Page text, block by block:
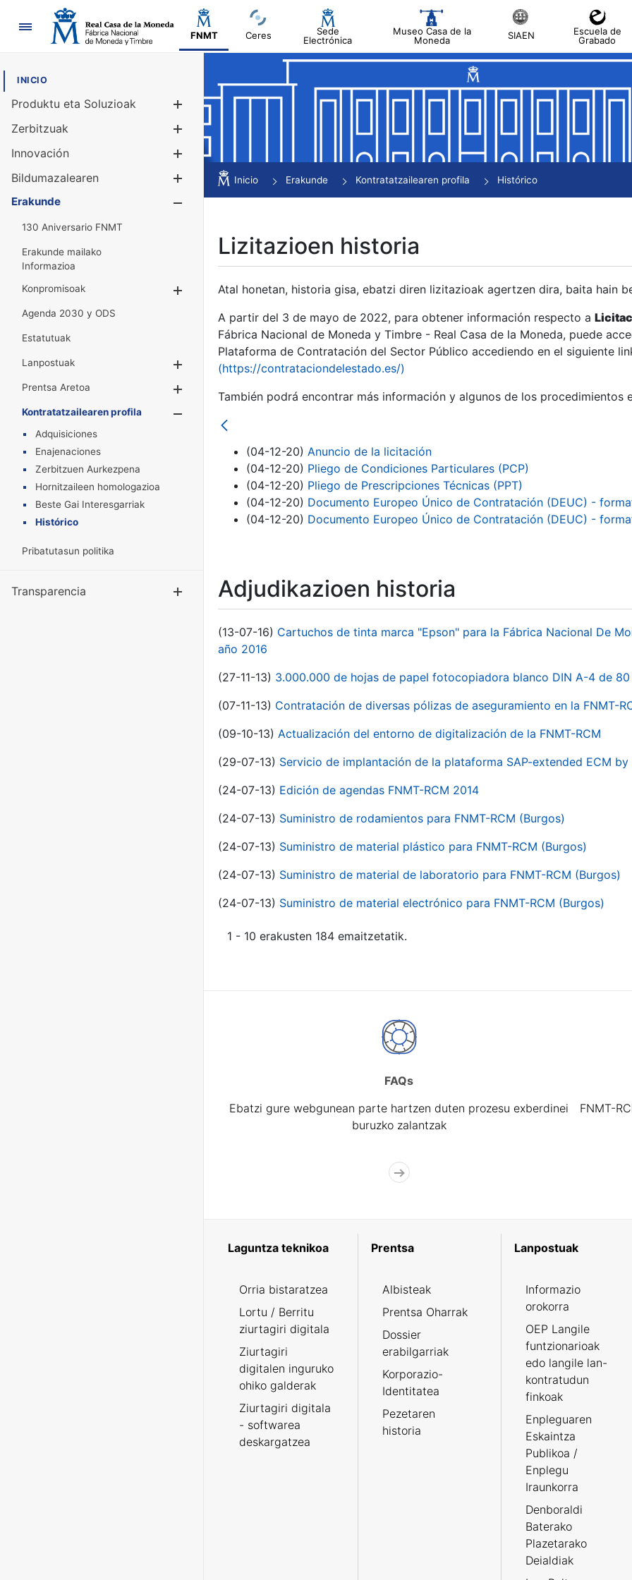
Nabigazioa
FNMT Ceres
Sede
Electrónica
Museo Casa de la
Moneda
SIAEN
Escuela de
Grabado
INICIO
Produktu eta Soluzioak
Erakutsi/Ezkutatu
Zerbitzuak
Innovación
Bildumazalearen
Erakutsi/Ezkutatu
Erakunde
130 Aniversario FNMT
Erakunde mailako
Informazioa
Konpromisoak
Erakutsi/Ezkutatu
Agenda 2030 y ODS
Estatutuak
Lanpostuak
Erakutsi/Ezkutatu
Prentsa Aretoa
Erakutsi/Ezkutatu
Kontratatzailearen profila
Adquisiciones
Enajenaciones
Zerbitzuen Aurkezpena
Hornitzaileen homologazioa
Beste Gai Interesgarriak
Histórico
Pribatutasun politika
Transparencia Erakutsi/Ezkutatu
Inicio Erakunde Kontratatzailearen profila Histórico
Lizitazioen historia
Atal honetan, historia gisa, ebatzi diren lizitazioak agertzen dira, baita hain
A partir del 3 de mayo de 2022, para obtener información respecto a
Fábrica Nacional de Moneda y Timbre - Real Casa de la Moneda, puede
Plataforma de Contratación del Sector Público accediendo en el siguiente
(https://contrataciondelestado.es/)
También podrá encontrar más información y algunos de los procedimientos
(04-12-20) Anuncio de la licitación
(04-12-20) Pliego de Condiciones Particulares (PCP)
(04-12-20) Pliego de Prescripciones Técnicas (PPT)
(04-12-20) Documento Europeo Único de Contratación (DEUC) -
(04-12-20) Documento Europeo Único de Contratación (DEUC) -
Adjudikazioen historia
(13-07-16) Cartuchos de tinta marca "Epson" para la Fábrica Nacional De
año 2016
(27-11-13) 3.000.000 de hojas de papel fotocopiadora blanco DIN A-4 de 80
(07-11-13) Contratación de diversas pólizas de aseguramiento en la FNMT-
(09-10-13) Actualización del entorno de digitalización de la FNMT-RCM
(29-07-13) Servicio de implantación de la plataforma SAP-extended ECM by
(24-07-13) Edición de agendas FNMT-RCM 2014
(24-07-13) Suministro de rodamientos para FNMT-RCM (Burgos)
(24-07-13) Suministro de material plástico para FNMT-RCM (Burgos)
(24-07-13) Suministro de material de laboratorio para FNMT-RCM (Burgos)
(24-07-13) Suministro de material electrónico para FNMT-RCM (Burgos)
1 - 10 erakusten 184 emaitzetatik.
FAQs
Ebatzi gure webgunean parte hartzen duten prozesu exberdinei
buruzko zalantzak
FNMT-
Laguntza teknikoa
Orria bistaratzea
Lortu / Berritu
ziurtagiri digitala
Ziurtagiri
digitalen inguruko
ohiko galderak
Ziurtagiri digitala
- softwarea
deskargatzea
Prentsa
Albisteak
Prentsa Oharrak
Dossier
erabilgarriak
Korporazio-
Identitatea
Pezetaren
historia
Lanpostuak
Informazio
orokorra
OEP Langile
funtzionarioak
edo langile lan-
kontratudun
finkoak
Enpleguaren
Eskaintza
Publikoa /
Enplegu
Iraunkorra
Denboraldi
Baterako
Plazetarako
Deialdiak